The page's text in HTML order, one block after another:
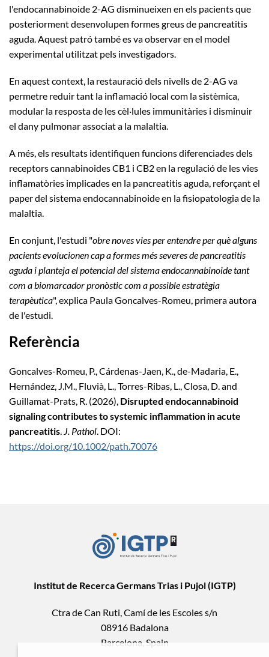
l'endocannabinoide 2-AG disminueixen en els pacients que
posteriorment desenvolupen formes greus de pancreatitis
aguda. Aquest patró també es va observar en el model
experimental utilitzat pels investigadors.
En aquest context, la restauració dels nivells de 2-AG va
permetre reduir tant la inflamació local com la sistèmica,
modular la resposta de les cèl·lules immunitàries i disminuir
el dany pulmonar associat a la malaltia.
A més, els resultats identifiquen funcions diferenciades dels
receptors cannabinoides CB1 i CB2 en la regulació de les vies
inflamatòries implicades en la pancreatitis aguda, reforçant el
paper del sistema endocannabinoide en la fisiopatologia de la
malaltia.
En conjunt, l'estudi "obre noves vies per entendre per què alguns
pacients evolucionen cap a formes més severes de pancreatitis
aguda i planteja el potencial del sistema endocannabinoide tant
com a biomarcador pronòstic com a possible estratègia
terapèutica", explica Paula Goncalves-Romeu, primera autora
de l'estudi.
Referència
Goncalves-Romeu, P., Cárdenas-Jaen, K., de-Madaria, E.,
Hernández, J.M., Fluvià, L., Torres-Ribas, L., Closa, D. and
Guillamat-Prats, R. (2026), Disrupted endocannabinoid
signaling contributes to systemic inflammation in acute
pancreatitis J. Pathol . DOI:
https://doi.org/10.1002/path.70076
Institut de Recerca Germans Trias i Pujol (IGTP)
Ctra de Can Ruti, Camí de les Escoles s/n
08916 Badalona
Barcelona, Spain